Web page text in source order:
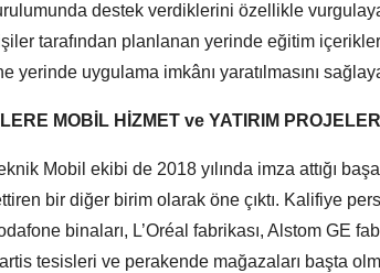
destek verdiklerini özellikle
tarafından planlanan yerinde eğitim
yerinde uygulama imkânı yaratılmasını
MOBİL HİZMET ve YATIRIM
Mobil ekibi de 2018 yılında imza attığı
bir diğer birim olarak öne çıktı. Kalifiye
binaları, L’Oréal fabrikası, Alstom GE
tesisleri ve perakende mağazaları başta